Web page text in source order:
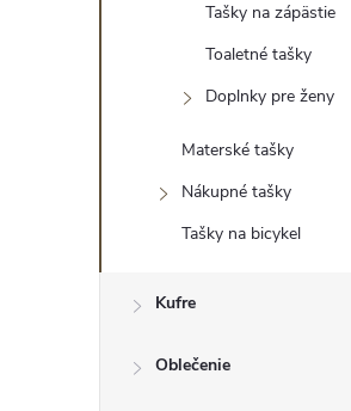
Tašky na zápästie
Toaletné tašky
Doplnky pre ženy
Materské tašky
Nákupné tašky
Tašky na bicykel
Kufre
Oblečenie